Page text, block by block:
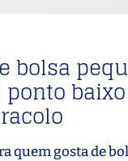
bolsa
quem gosta de